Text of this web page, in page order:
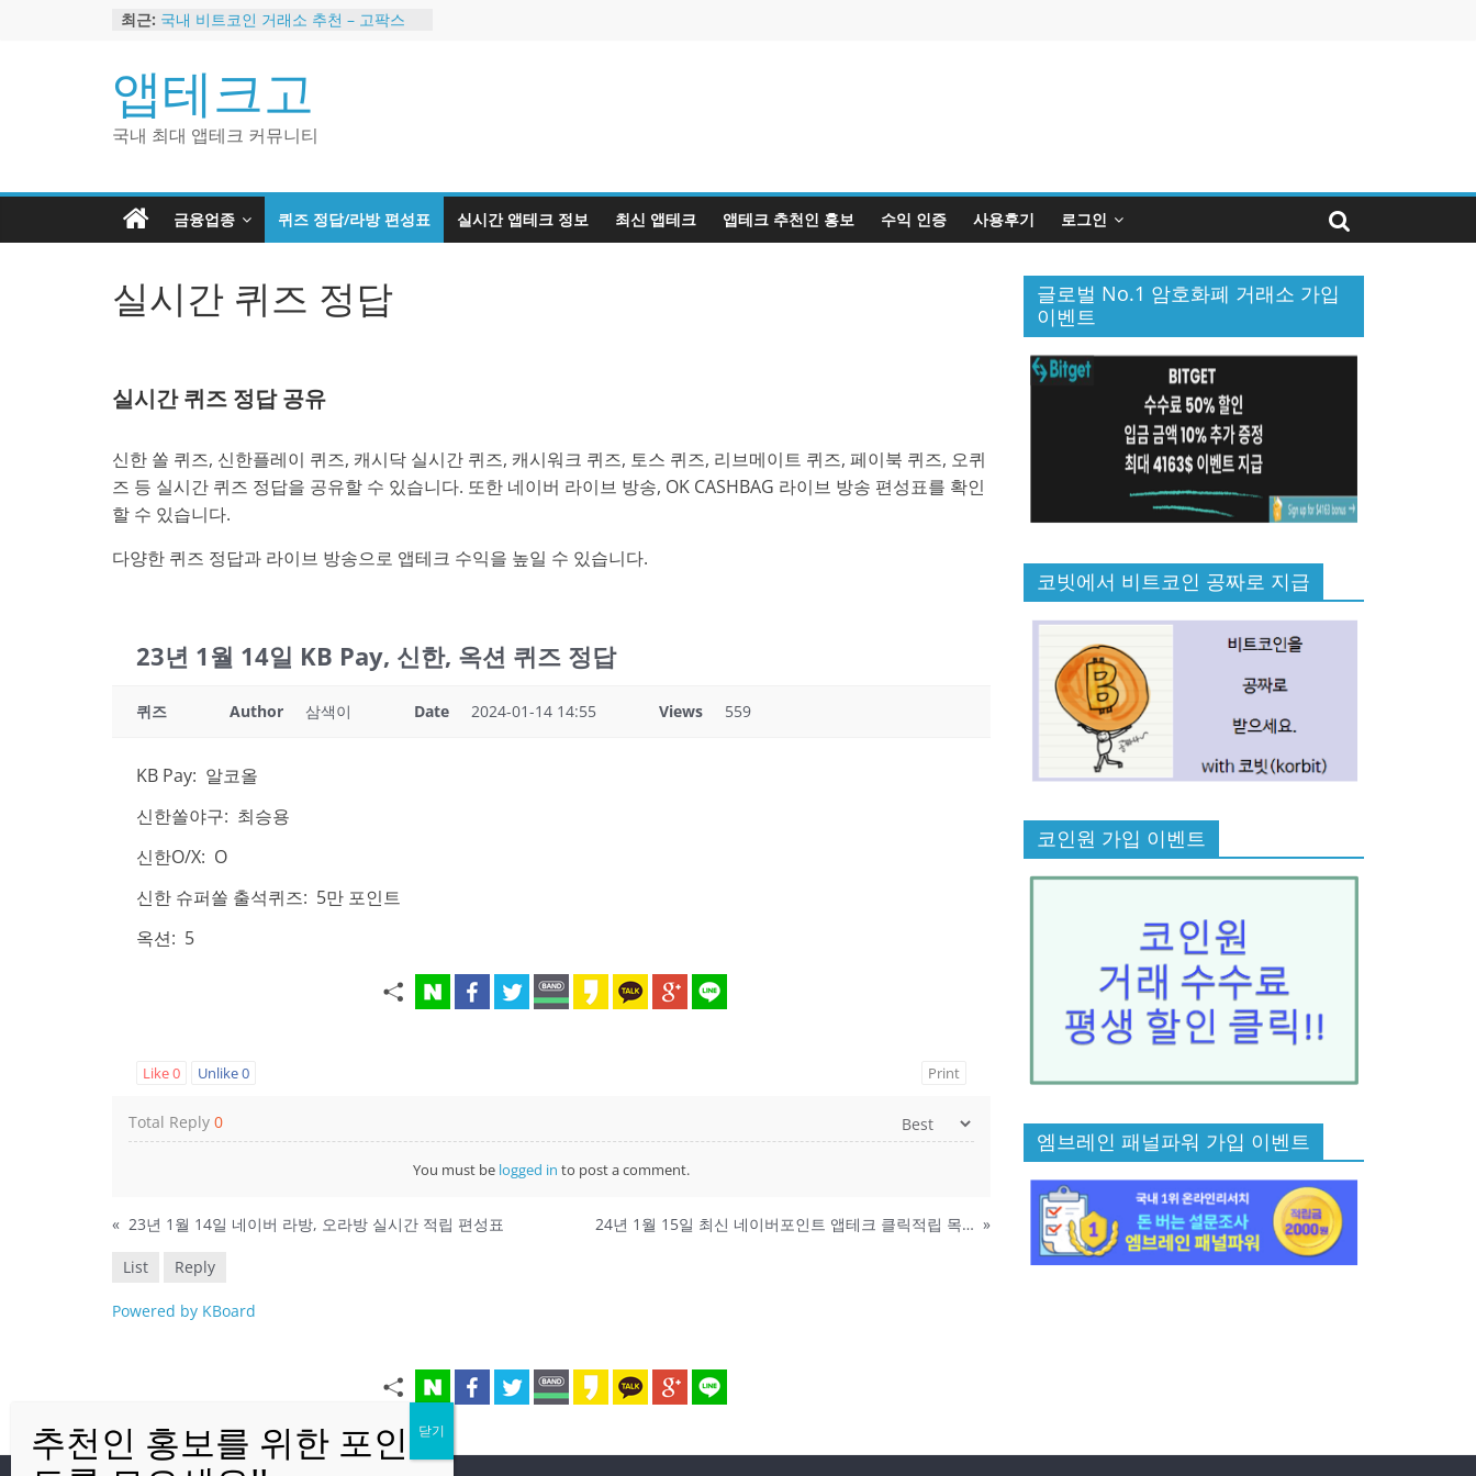
최근: 국내 비트코인 거래소 추천 – 고팍스
2024 강력히 추천하는 은행 멤버십 현
금 앱테크
해외 코인 거래소 추천 순위 BEST 2
현금 지급하는 국내 코인 거래소 추천
앱테크고
국내 최대 앱테크 커뮤니티
금융업종 퀴즈 정답/라방 편성표 실시간 앱테크 정보 최신 앱테크 앱테크 추천인 홍보 수익 인증 사용후기 로그인
실시간 퀴즈 정답
실시간 퀴즈 정답 공유
신한 쏠 퀴즈, 신한플레이 퀴즈, 캐시닥 실시간 퀴즈, 캐시워크 퀴즈, 토스 퀴즈, 리브메이트 퀴즈, 페이북 퀴즈, 오퀴
즈 등 실시간 퀴즈 정답을 공유할 수 있습니다. 또한 네이버 라이브 방송, OK CASHBAG 라이브 방송 편성표를 확인
할 수 있습니다.
다양한 퀴즈 정답과 라이브 방송으로 앱테크 수익을 높일 수 있습니다.
23년 1월 14일 KB Pay, 신한, 옥션 퀴즈 정답
퀴즈 Author 삼색이 Date 2024-01-14 14:55 Views 559
KB Pay: 알코올
신한쏠야구: 최승용
신한O/X: O
신한 슈퍼쏠 출석퀴즈: 5만 포인트
옥션: 5
Like0 Unlike0 Print
Total Reply 0
You must be logged in to post a comment.
« 23년 1월 14일 네이버 라방, 오라방 실시간 적립 편성표 24년 1월 15일 최신 네이버포인트 앱테크 클릭적립 목록 »
List Reply
Powered by KBoard
글로벌 No.1 암호화폐 거래소 가입
이벤트
코빗에서 비트코인 공짜로 지급
코인원 가입 이벤트
엠브레인 패널파워 가입 이벤트